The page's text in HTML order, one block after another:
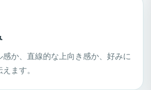
感か、直線的な上向き感か、好みに
ます。